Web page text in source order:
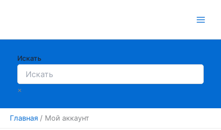
Искать
×
Главная Мой аккаунт